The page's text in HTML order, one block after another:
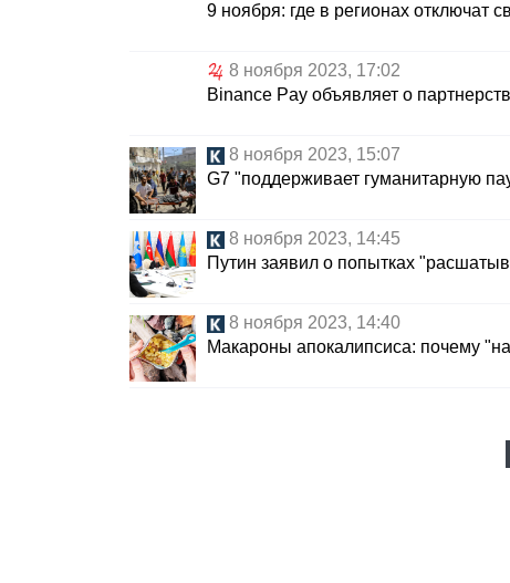
9 ноября: где в регионах отключат
8 ноября 2023, 17:02
Binance Pay объявляет о
8 ноября 2023, 15:07
G7 "поддерживает гуманитарную
8 ноября 2023, 14:45
Путин заявил о попытках
8 ноября 2023, 14:40
Макароны апокалипсиса: почему